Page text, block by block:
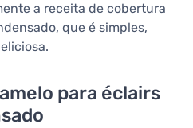
a receita de cobertura
que é simples,
para éclairs